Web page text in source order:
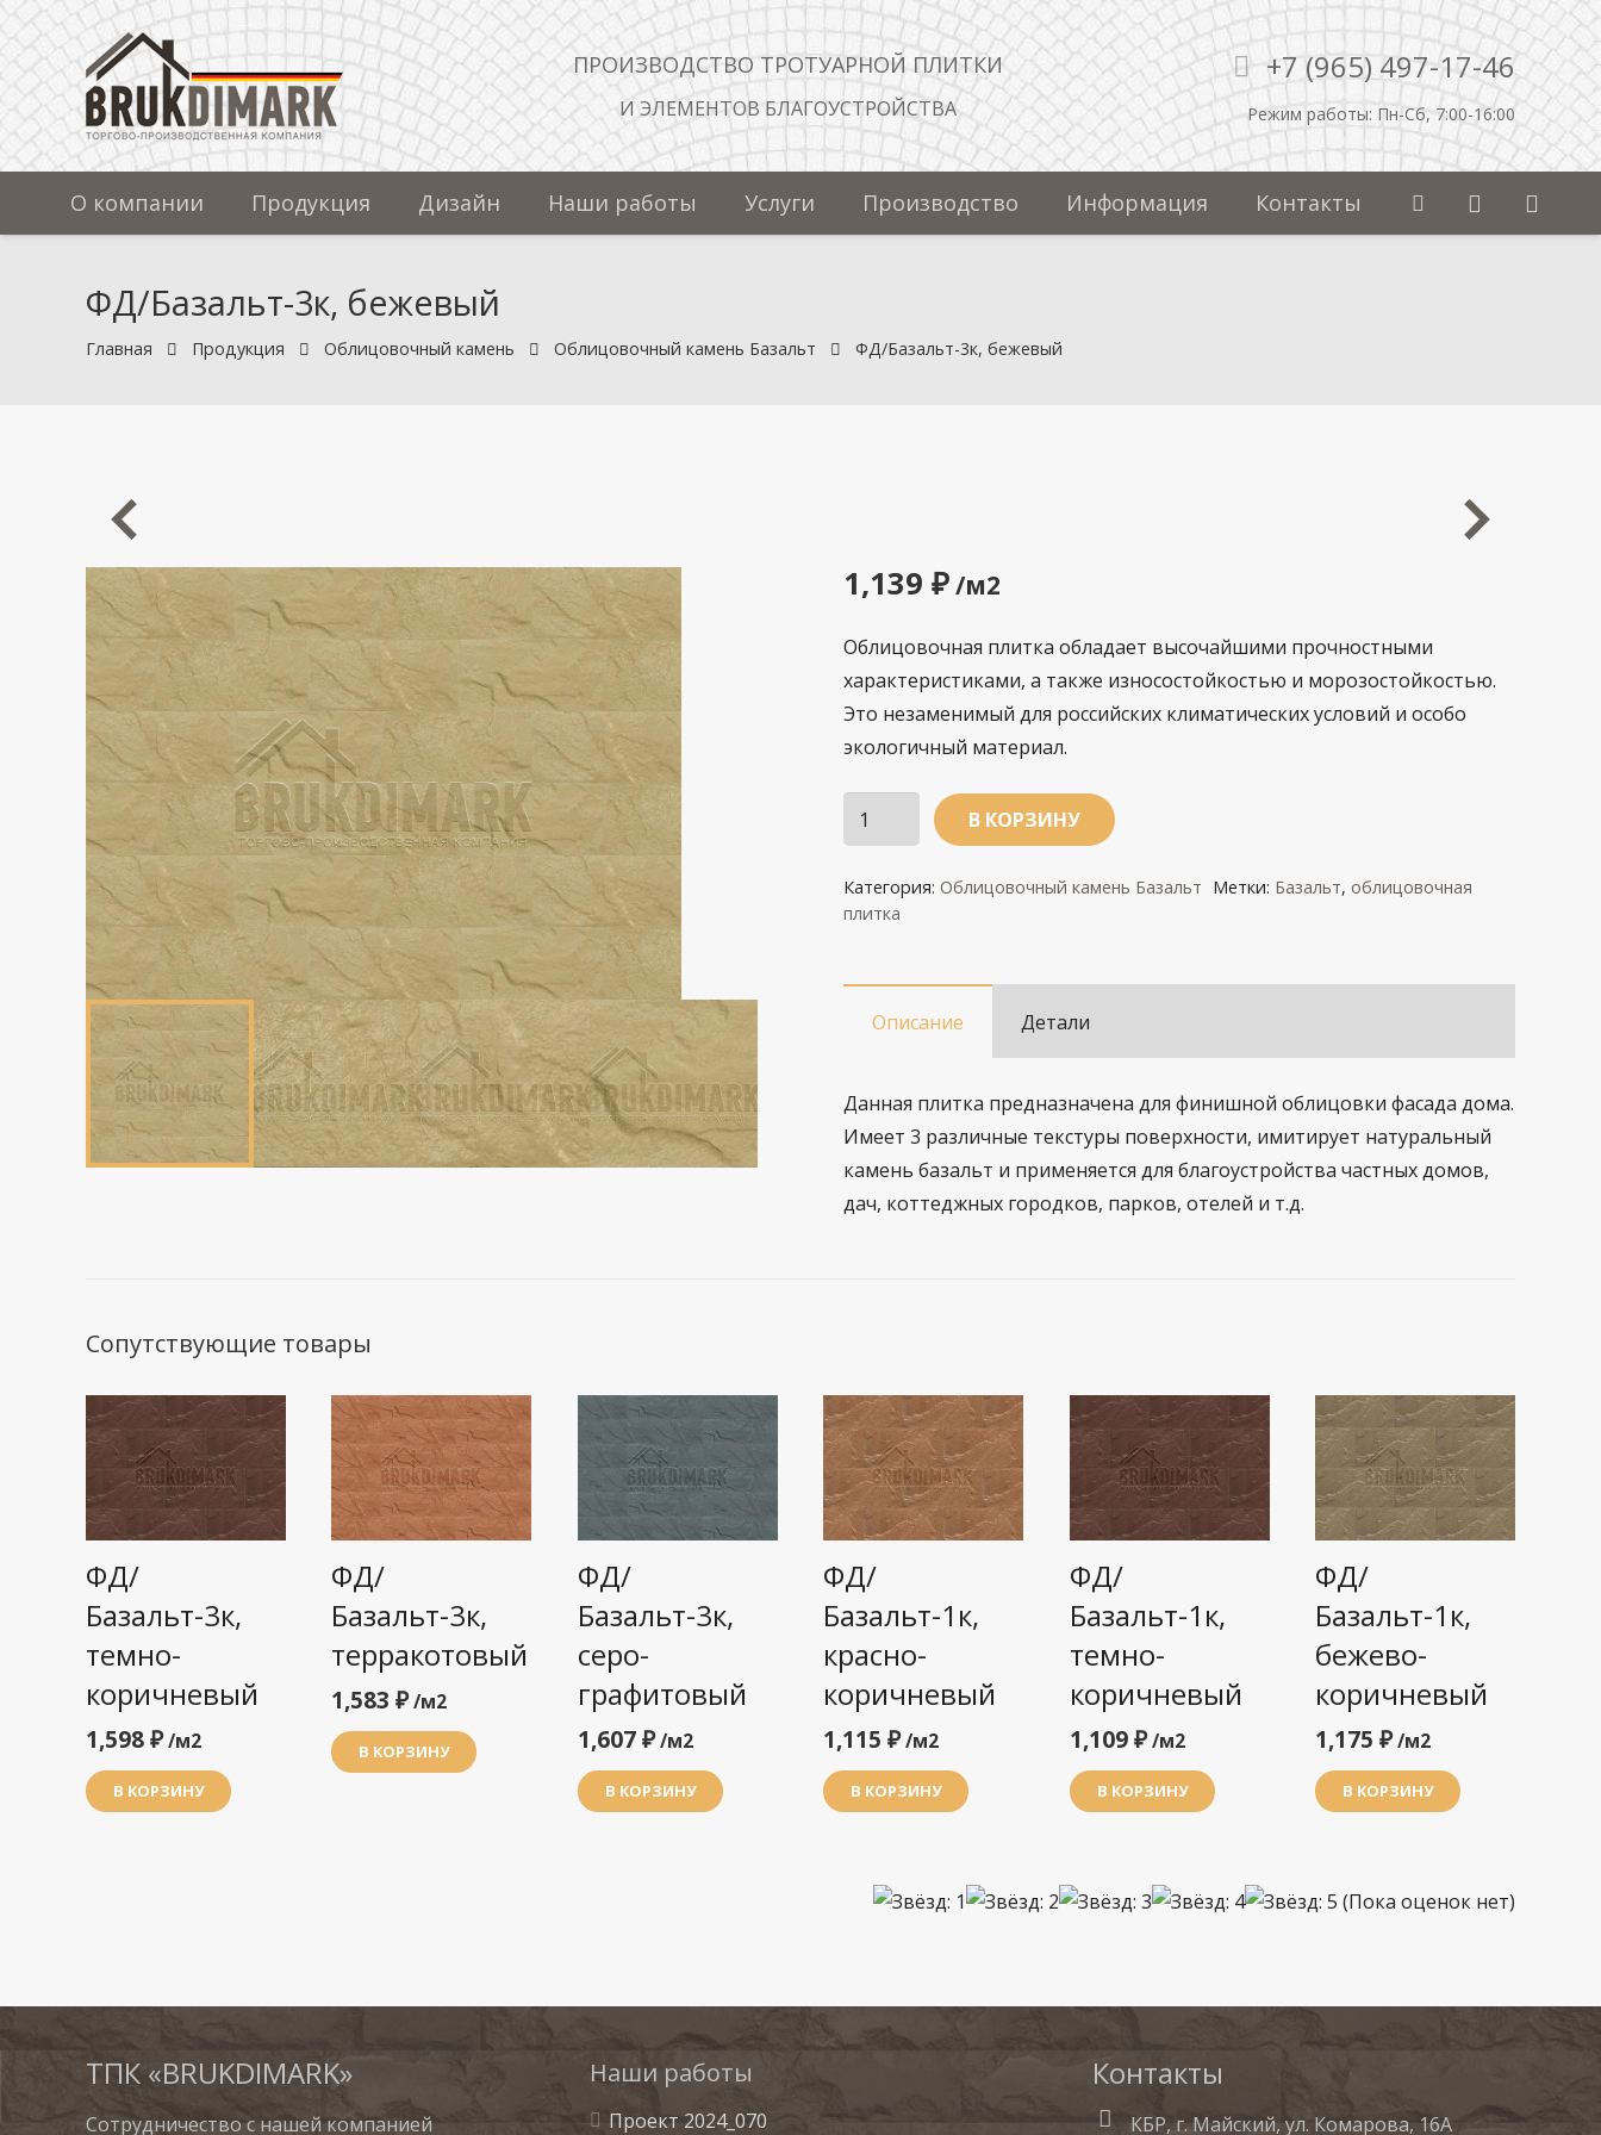
ПРОИЗВОДСТВО ТРОТУАРНОЙ ПЛИТКИ
И ЭЛЕМЕНТОВ БЛАГОУСТРОЙСТВА
+7 (965) 497-17-46
Режим работы: Пн-Сб, 7:00-16:00
О компании Продукция Дизайн Наши работы Услуги Производство Информация Контакты
ФД/Базальт-3к, бежевый
Главная Продукция Облицовочный камень Облицовочный камень Базальт ФД/Базальт-3к, бежевый
1,139 ₽/м2
Облицовочная плитка обладает высочайшими прочностными
характеристиками, а также износостойкостью и морозостойкостью.
Это незаменимый для российских климатических условий и особо
экологичный материал.
Количество
ФД/
бежевый
В КОРЗИНУ
Категория: Облицовочный камень Базальт Метки: Базальт, облицовочная
плитка
Описание Детали
Данная плитка предназначена для финишной облицовки фасада дома.
Имеет 3 различные текстуры поверхности, имитирует натуральный
камень базальт и применяется для благоустройства частных домов,
дач, коттеджных городков, парков, отелей и т.д.
Сопутствующие товары
ФД/
Базальт-3к,
темно-
коричневый
1,598₽/м2
В КОРЗИНУ
ФД/
Базальт-3к,
терракотовый
1,583₽/м2
В КОРЗИНУ
ФД/
Базальт-3к,
серо-
графитовый
1,607₽/м2
В КОРЗИНУ
ФД/
Базальт-1к,
красно-
коричневый
1,115₽/м2
В КОРЗИНУ
ФД/
Базальт-1к,
темно-
коричневый
1,109₽/м2
В КОРЗИНУ
ФД/
Базальт-1к,
бежево-
коричневый
1,175 ₽/м2
В КОРЗИНУ
(Пока оценок нет)
ТПК «BRUKDIMARK»
Сотрудничество с нашей компанией
Наши работы
Проект 2024_070
Контакты
КБР, г. Майский, ул. Комарова, 16А